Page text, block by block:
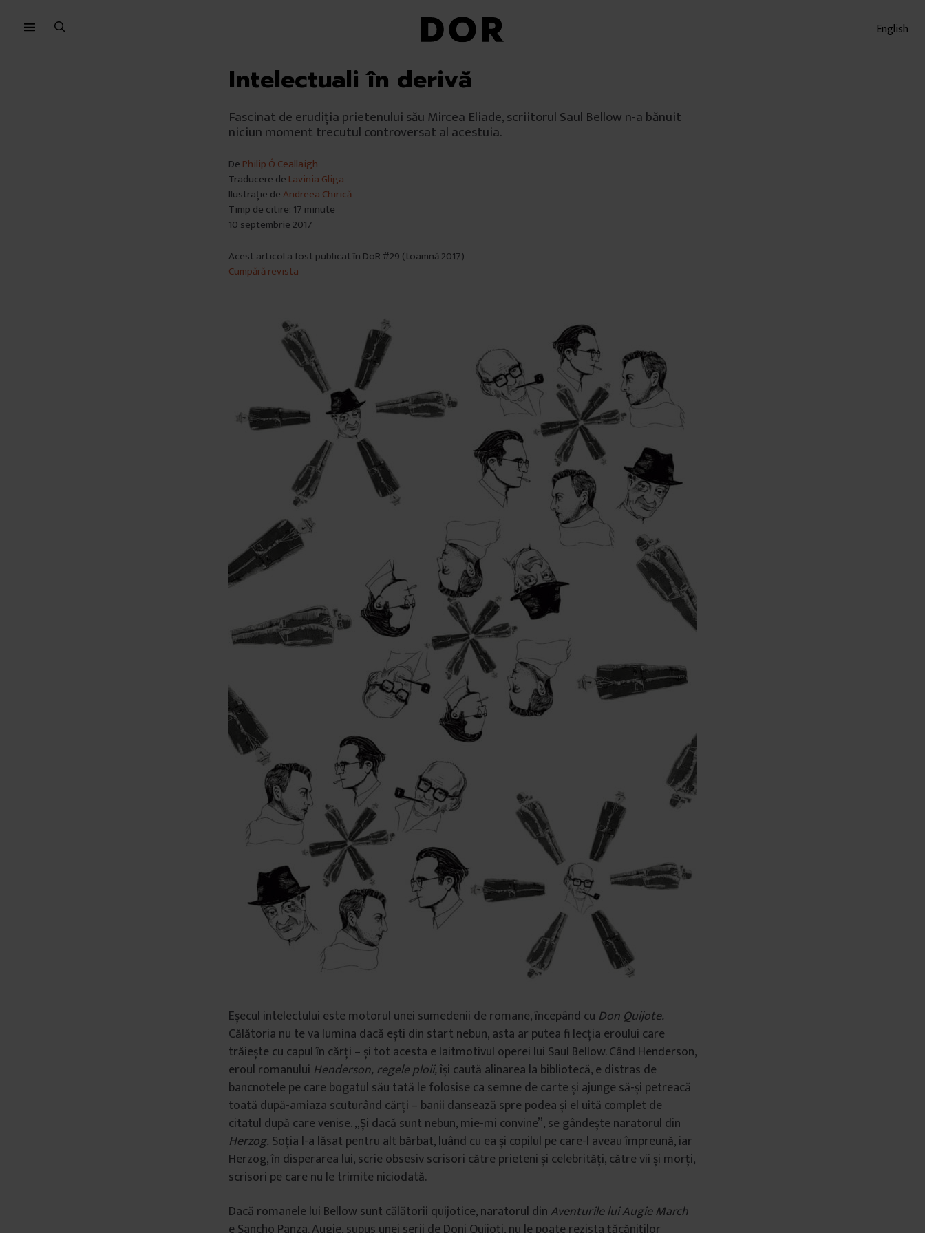
English
Intelectuali în derivă
Fascinat de erudiția prietenului său Mircea Eliade, scriitorul Saul Bellow n-a bănuit
niciun moment trecutul controversat al acestuia.
De Philip Ó Ceallaigh
Traducere de Lavinia Gliga
Ilustrație deAndreea Chirică
Timp de citire: 17 minute
10 septembrie 2017
Acest articol a fost publicat în DoR #29 (toamnă 2017)
Cumpără revista
Eșecul intelectului este motorul unei sumedenii de romane, începând cu Don Quijote.
Călătoria nu te va lumina dacă ești din start nebun, asta ar putea fi lecția eroului care
trăiește cu capul în cărți – și tot acesta e laitmotivul operei lui Saul Bellow. Când Henderson,
eroul romanului Henderson, regele ploii,își caută alinarea la bibliotecă, e distras de
bancnotele pe care bogatul său tată le folosise ca semne de carte și ajunge să-și petreacă
toată după-amiaza scuturând cărți – banii dansează spre podea și el uită complet de
citatul după care venise. „Și dacă sunt nebun, mie-mi convine”, se gândește naratorul din
Herzog. Soția l-a lăsat pentru alt bărbat, luând cu ea și copilul pe care-l aveau împreună, iar
Herzog, în disperarea lui, scrie obsesiv scrisori către prieteni și celebrități, către vii și morți,
scrisori pe care nu le trimite niciodată.
Dacă romanele lui Bellow sunt călătorii quijotice, naratorul dinAventurile lui Augie March